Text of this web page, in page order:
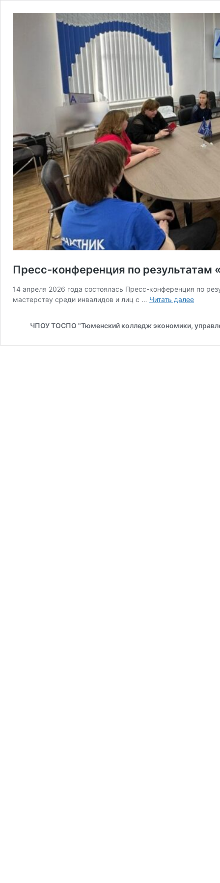
Пресс-конференция по результатам
14 апреля 2026 года состоялась Пресс-конференция по
мастерству среди инвалидов и лиц с … Читать далееПресс-
ЧПОУ ТОСПО "Тюменский колледж экономики,